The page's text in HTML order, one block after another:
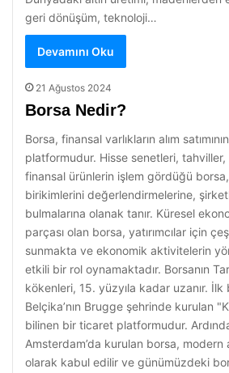
geri dönüşüm, teknoloji…
Devamını Oku
21 Ağustos 2024
Borsa Nedir?
Borsa, finansal varlıkların alım
platformudur. Hisse senetleri,
finansal ürünlerin işlem gördüğü borsa,
birikimlerini değerlendirmelerine,
bulmalarına olanak tanır. Küresel
parçası olan borsa, yatırımcılar için
sunmakta ve ekonomik aktivitelerin
etkili bir rol oynamaktadır. Borsanın
kökenleri, 15. yüzyıla kadar uzanır. İlk
Belçika’nın Brugge şehrinde kurulan
bilinen bir ticaret platformudur.
Amsterdam’da kurulan borsa, modern
olarak kabul edilir ve günümüzdeki